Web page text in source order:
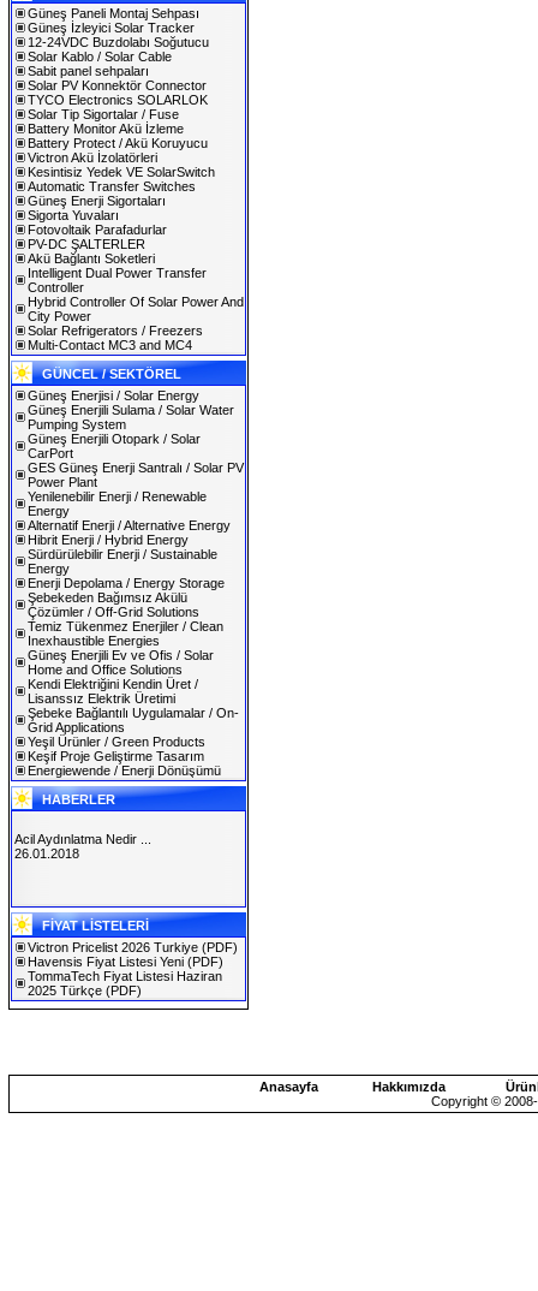
Güneş Paneli Montaj Sehpası
Güneş İzleyici Solar Tracker
12-24VDC Buzdolabı Soğutucu
Solar Kablo / Solar Cable
Sabit panel sehpaları
Solar PV Konnektör Connector
TYCO Electronics SOLARLOK
Solar Tip Sigortalar / Fuse
Battery Monitor Akü İzleme
Battery Protect / Akü Koruyucu
Victron Akü İzolatörleri
Kesintisiz Yedek VE SolarSwitch
Automatic Transfer Switches
Güneş Enerji Sigortaları
Sigorta Yuvaları
Fotovoltaik Parafadurlar
PV-DC ŞALTERLER
Akü Bağlantı Soketleri
Intelligent Dual Power Transfer
Controller
Hybrid Controller Of Solar Power And
City Power
Solar Refrigerators / Freezers
Multi-Contact MC3 and MC4
GÜNCEL / SEKTÖREL
Güneş Enerjisi / Solar Energy
Güneş Enerjili Sulama / Solar Water
Pumping System
Güneş Enerjili Otopark / Solar
CarPort
GES Güneş Enerji Santralı / Solar PV
Power Plant
Yenilenebilir Enerji / Renewable
Energy
Alternatif Enerji / Alternative Energy
Hibrit Enerji / Hybrid Energy
Sürdürülebilir Enerji / Sustainable
Energy
Enerji Depolama / Energy Storage
Şebekeden Bağımsız Akülü
Çözümler / Off-Grid Solutions
Temiz Tükenmez Enerjiler / Clean
Inexhaustible Energies
Güneş Enerjili Ev ve Ofis / Solar
Home and Office Solutions
Kendi Elektriğini Kendin Üret /
Lisanssız Elektrik Üretimi
Şebeke Bağlantılı Uygulamalar / On-
Grid Applications
Yeşil Ürünler / Green Products
Keşif Proje Geliştirme Tasarım
Energiewende / Enerji Dönüşümü
HABERLER
SOLAREX ISTANBUL 2019
30.01.2019
Acil Aydınlatma Nedir ...
26.01.2018
FİYAT LİSTELERİ
Victron Pricelist 2026 Turkiye (PDF)
Havensis Fiyat Listesi Yeni (PDF)
TommaTech Fiyat Listesi Haziran
2025 Türkçe (PDF)
Anasayfa Hakkımızda
Copyright ©